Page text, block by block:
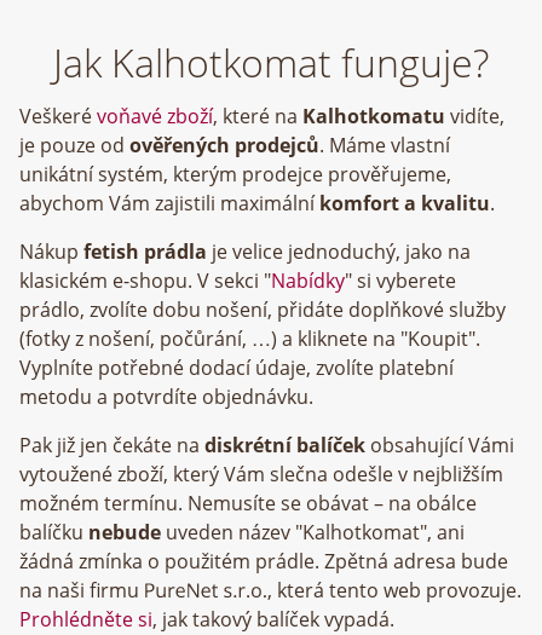
Jak Kalhotkomat funguje?
Veškerévoňavé zboží, které na Kalhotkomatu vidíte,
je pouze od ověřených prodejců. Máme vlastní
unikátní systém, kterým prodejce prověřujeme,
abychom Vám zajistili maximálníkomfort a kvalitu.
Nákup fetish prádla je velice jednoduchý, jako na
klasickém e-shopu. V sekci "Nabídky" si vyberete
prádlo, zvolíte dobu nošení, přidáte doplňkové služby
(fotky z nošení, počůrání, …) a kliknete na "Koupit".
Vyplníte potřebné dodací údaje, zvolíte platební
metodu a potvrdíte objednávku.
Pak již jen čekáte na diskrétní balíček obsahující Vámi
vytoužené zboží, který Vám slečna odešle v nejbližším
možném termínu. Nemusíte se obávat – na obálce
balíčku nebude uveden název "Kalhotkomat", ani
žádná zmínka o použitém prádle. Zpětná adresa bude
na naši firmu
, která tento web provozuje.
Prohlédněte si, jak takový balíček vypadá.